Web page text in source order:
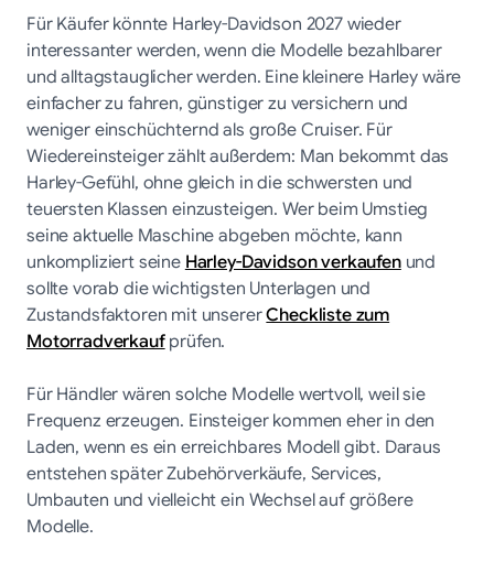
Für Käufer könnte Harley-Davidson 2027 wieder
interessanter werden, wenn die Modelle bezahlbarer
und alltagstauglicher werden. Eine kleinere Harley wäre
einfacher zu fahren, günstiger zu versichern und
weniger einschüchternd als große Cruiser. Für
Wiedereinsteiger zählt außerdem: Man bekommt das
Harley-Gefühl, ohne gleich in die schwersten und
teuersten Klassen einzusteigen. Wer beim Umstieg
seine aktuelle Maschine abgeben möchte, kann
unkompliziert seineHarley-Davidson verkaufenund
sollte vorab die wichtigsten Unterlagen und
Zustandsfaktoren mit unsererCheckliste zum
Motorradverkaufprüfen.
Für Händler wären solche Modelle wertvoll, weil sie
Frequenz erzeugen. Einsteiger kommen eher in den
Laden, wenn es ein erreichbares Modell gibt. Daraus
entstehen später Zubehörverkäufe, Services,
Umbauten und vielleicht ein Wechsel auf größere
Modelle.